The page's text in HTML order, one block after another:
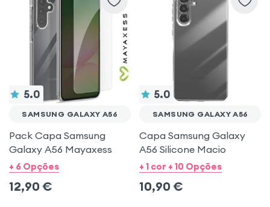
5.0
SAMSUNG GALAXY A56
Pack Capa Samsung
Galaxy A56 Mayaxess
+ 6 Opções
12,90 €
5.0
SAMSUNG GALAXY A56
Capa Samsung Galaxy
A56 Silicone Macio
+ 1 cor + 10 Opções
10,90 €